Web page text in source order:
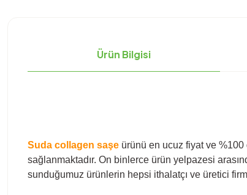
Ürün Bilgisi
Suda collagen saşe ürünü en ucuz fiyat ve %100
sağlanmaktadır. On binlerce ürün yelpazesi
sunduğumuz ürünlerin hepsi ithalatçı ve üretici